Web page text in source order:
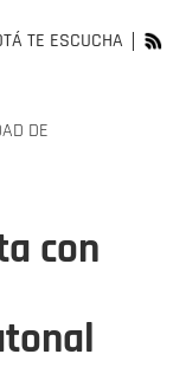
TE ESCUCHA
DE
con